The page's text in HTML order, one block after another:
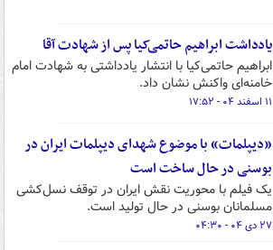
یادداشت ابراهیم حاتمی‌کیا پس از شهادت آقا
ابراهیم حاتمی‌کیا با انتشار یادداشتی به شهادت امام
خامنه‌ای واکنش نشان داد.
۱۱ اسفند ۰۴ - ۱۷:۵۲
«دیپلمات» با موضوع شهدای دیپلمات ایران در
بوسنی در حال ساخت است
یک فیلم با محوریت نقش ایران در توقف نسل‌کشی
مسلمانان بوسنی در حال تولید است.
۲۷ دی ۰۴ - ۰۴:۳۰